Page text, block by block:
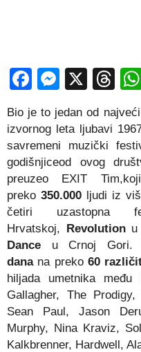
Facebook
X
Bio je to jedan od
izvornog leta ljubavi
savremeni muzički
godišnjiceod ovog
preuzeo EXIT
preko 350.000ljudi iz
četiri uzastopna
Hrvatskoj, Revolutionu
Dance u Crnoj Gori.
danana preko 60
hiljada umetnika
Gallagher, The
Sean Paul, Jason
Murphy, Nina Kraviz,
Kalkbrenner, Hardwell,